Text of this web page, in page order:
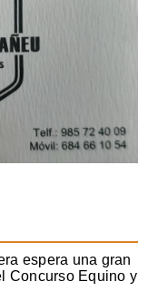
espera una gran
Concurso Equino y